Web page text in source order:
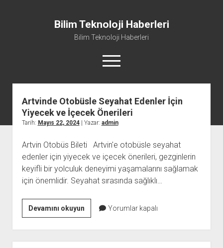
Bilim Teknoloji Haberleri
Bilim Teknoloji Haberleri
menüyü
aç
Liste
Sayfa Listesi
Twitter Izlenme Arttırma Parasız
Teknoloji
Haberleri
Yazılar
Artvinde Otobüsle Seyahat Edenler İçin
Yiyecek ve İçecek Önerileri
Tarih: Mayıs 22, 2024| Yazar: admin
Artvin Otobüs Bileti Artvin'e otobüsle seyahat
edenler için yiyecek ve içecek önerileri, gezginlerin
keyifli bir yolculuk deneyimi yaşamalarını sağlamak
için önemlidir. Seyahat sırasında sağlıklı…
Devamını okuyunArtvinde
Otobüsle
Seyahat
Edenler
Yorumlar kapalı